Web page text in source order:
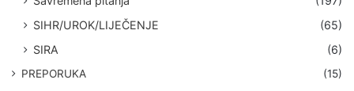
SIHR/UROK/LIJEČENJE
(65)
SIRA
(6)
PREPORUKA (15)